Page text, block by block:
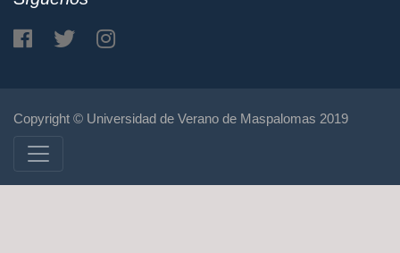
Copyright © Universidad de Verano de Maspalomas 2019